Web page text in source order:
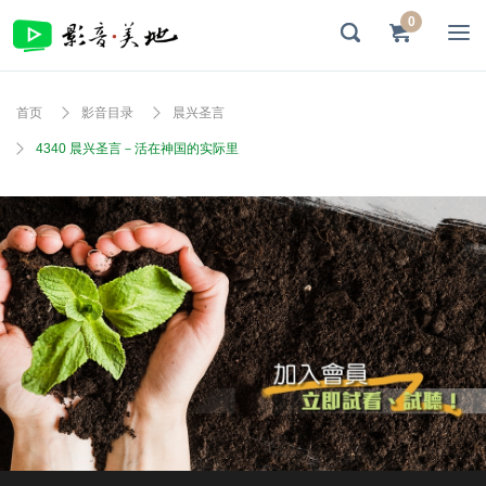
0
首页 影音目录 晨兴圣言
4340 晨兴圣言－活在神国的实际里